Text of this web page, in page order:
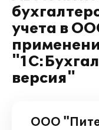
учета в
версия"
ООО